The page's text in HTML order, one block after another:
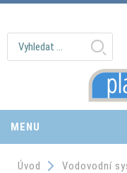
MENU
Úvod Vodovodní